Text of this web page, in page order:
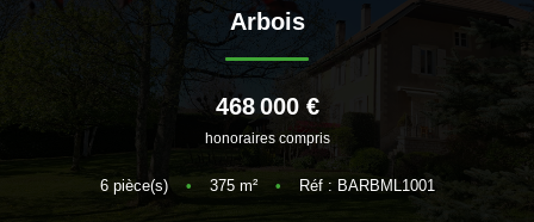
Vendre
Investissement
Nos Outils
LOUER
Arbois
468 000 €
honoraires compris
6pièce(s) • 375m² • Réf : BARBML1001